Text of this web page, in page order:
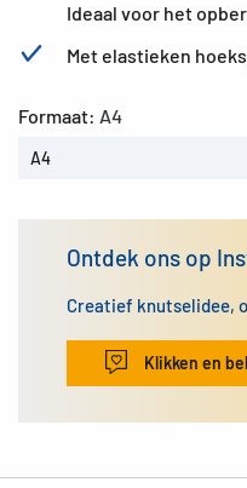
Ideaal voor het
Met elastieken
Formaat: A4
A4
Ontdek ons op
Creatief knutselidee,
Klikken en